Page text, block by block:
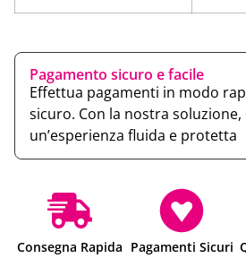
Pagamento sicuro e facile
Effettua pagamenti in modo
sicuro. Con la nostra
un’esperienza fluida e protetta
Consegna Rapida Pagamenti Sicuri